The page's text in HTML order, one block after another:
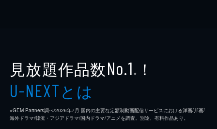
見放題作品数No.1 ※ ！
U-NEXTとは
※GEM Partners調べ/2026年7⽉ 国内の主要な定額制動画配信サービスにおける洋画/邦画/
海外ドラマ/韓流・アジアドラマ/国内ドラマ/アニメを調査。別途、有料作品あり。